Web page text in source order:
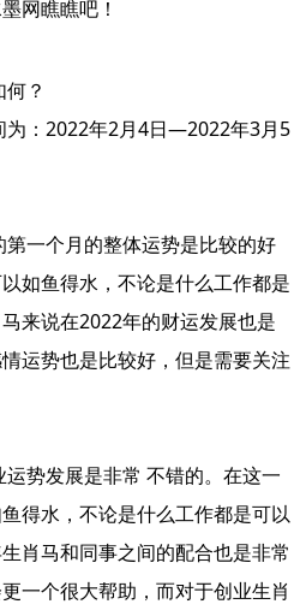
网瞧瞧吧！
？
为：2022年2月4日—2022年3月5
一个月的整体运势是比较的好
如鱼得水，不论是什么工作都是
来说在2022年的财运发展也是
运势也是比较好，但是需要关注
势发展是非常 不错的。在这一
得水，不论是什么工作都是可以
肖马和同事之间的配合也是非常
一个很大帮助，而对于创业生肖